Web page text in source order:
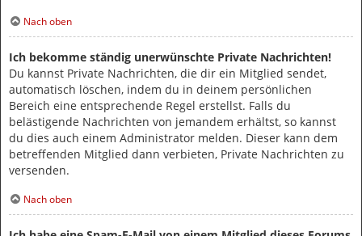
Nach oben
Ich bekomme ständig unerwünschte Private Nachrichten!
Du kannst Private Nachrichten, die dir ein Mitglied sendet,
automatisch löschen, indem du in deinem persönlichen
Bereich eine entsprechende Regel erstellst. Falls du
belästigende Nachrichten von jemandem erhältst, so kannst
du dies auch einem Administrator melden. Dieser kann dem
betreffenden Mitglied dann verbieten, Private Nachrichten zu
versenden.
Nach oben